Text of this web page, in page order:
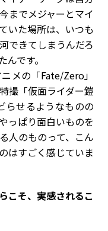
までメジャーとマイ
いた場所は、いつも
できてしまうんだろ
です。
メの「Fate/Zero」
撮「仮面ライダー鎧
らせるようなものの
っぱり面白いものを
人のものって、こん
はすごく感じていま
こそ、実感されるこ